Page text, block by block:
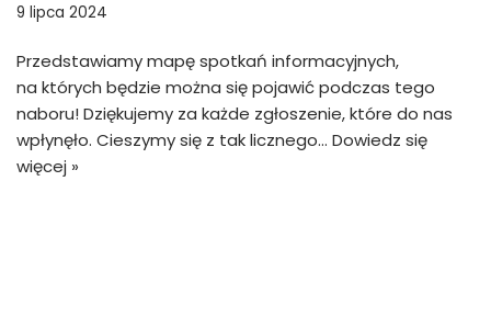
9 lipca 2024
Przedstawiamy mapę spotkań informacyjnych,
na których będzie można się pojawić podczas tego
naboru! Dziękujemy za każde zgłoszenie, które do nas
wpłynęło. Cieszymy się z tak licznego… Dowiedz się
więcej »